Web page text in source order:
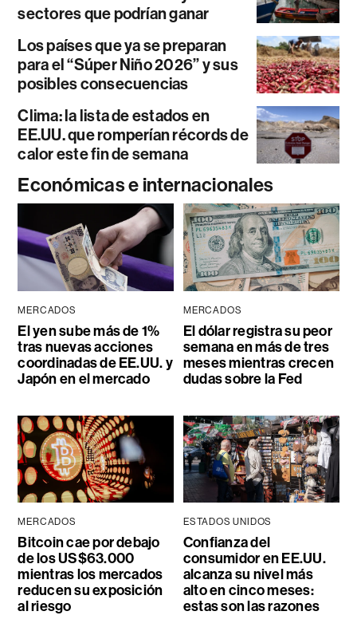
sectores que podrían ganar
Los países que ya se preparan
para el “Súper Niño 2026” y sus
posibles consecuencias
Clima: la lista de estados en
EE.UU. que romperían récords de
calor este fin de semana
Económicas e internacionales
MERCADOS
El yen sube más de 1%
tras nuevas acciones
coordinadas de EE.UU. y
Japón en el mercado
MERCADOS
El dólar registra su peor
semana en más de tres
meses mientras crecen
dudas sobre la Fed
MERCADOS
Bitcoin cae por debajo
de los US$63.000
mientras los mercados
reducen su exposición
al riesgo
ESTADOS UNIDOS
Confianza del
consumidor en EE.UU.
alcanza su nivel más
alto en cinco meses:
estas son las razones